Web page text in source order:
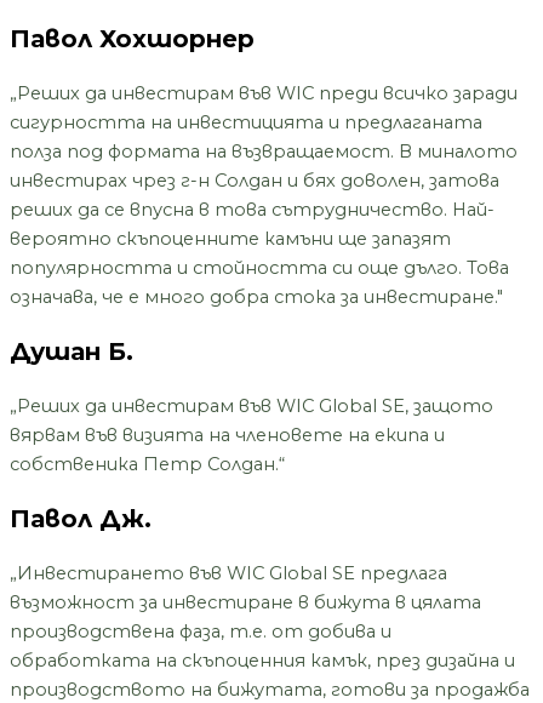
Павол Хохшорнер
„Реших да инвестирам във WIC преди всичко заради
сигурността на инвестицията и предлаганата
полза под формата на възвращаемост. В миналото
инвестирах чрез г-н Солдан и бях доволен, затова
реших да се впусна в това сътрудничество. Най-
вероятно скъпоценните камъни ще запазят
популярността и стойността си още дълго. Това
означава, че е много добра стока за инвестиране."
Душан Б.
„Реших да инвестирам във WIC Global SE, защото
вярвам във визията на членовете на екипа и
собственика Петр Солдан.“
Павол Дж.
„Инвестирането във WIC Global SE предлага
възможност за инвестиране в бижута в цялата
производствена фаза, т.е. от добива и
обработката на скъпоценния камък, през дизайна и
производството на бижутата, готови за продажба